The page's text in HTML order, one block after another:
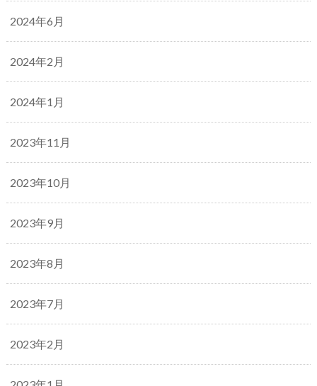
2024年6月
2024年2月
2024年1月
2023年11月
2023年10月
2023年9月
2023年8月
2023年7月
2023年2月